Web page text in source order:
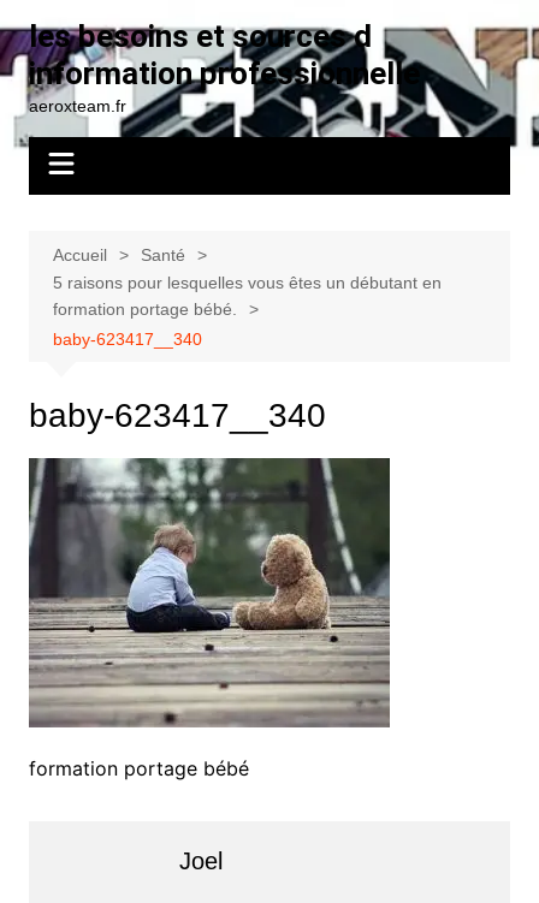
au
contenu
les besoins et sources d
information professionnelle
aeroxteam.fr
Accueil
Santé
5 raisons pour lesquelles vous êtes un débutant en
formation portage bébé.
baby-623417__340
baby-623417__340
formation portage bébé
Joel